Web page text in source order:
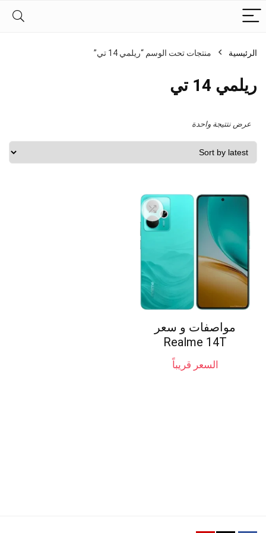
الرئيسية منتجات تحت الوسم “ريلمي 14 تي”
ريلمي 14 تي
عرض نتتيجة واحدة
مواصفات و سعر
Realme 14T
السعر قريباً